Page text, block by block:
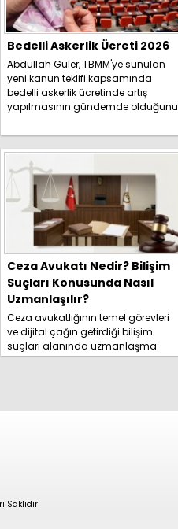
Bedelli Askerlik Ücreti 2026
Abdullah Güler, TBMM'ye sunulan
yeni kanun teklifi kapsamında
bedelli askerlik ücretinde artış
yapılmasının gündemde olduğunu
Ceza Avukatı Nedir? Bilişim
Suçları Konusunda Nasıl
Uzmanlaşılır?
Ceza avukatlığının temel görevleri
ve dijital çağın getirdiği bilişim
suçları alanında uzmanlaşma
yolları hakkında kapsamlı
Saklıdır